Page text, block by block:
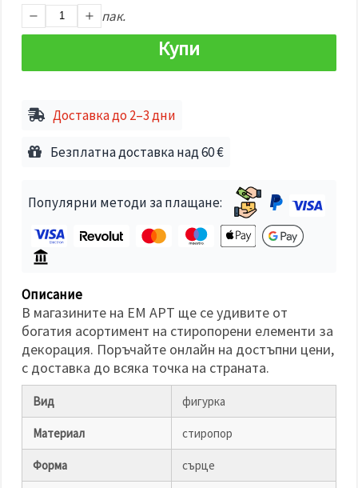
вид
"бисквитки"
и кликнеш
всички
Настройки
пак.
Купи
Доставка до 2–3 дни
Безплатна доставка над 60 €
Популярни методи за плащане:
Описание
В магазините на ЕМ АРТ ще се удивите от
богатия асортимент на стиропорени елементи за
декорация. Поръчайте онлайн на достъпни цени,
с доставка до всяка точка на страната.
Вид фигурка
Материал стиропор
Форма сърце